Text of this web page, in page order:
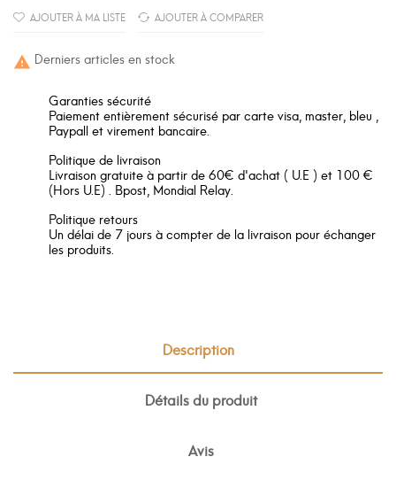
AJOUTER À MA LISTE AJOUTER À COMPARER
 Derniers articles en stock
Garanties sécurité
Paiement entièrement sécurisé par carte visa, master, bleu ,
Paypall et virement bancaire.
Politique de livraison
Livraison gratuite à partir de 60€ d'achat ( U.E ) et 100 €
(Hors U.E) . Bpost, Mondial Relay.
Politique retours
Un délai de 7 jours à compter de la livraison pour échanger
les produits.
Description
Détails du produit
Avis